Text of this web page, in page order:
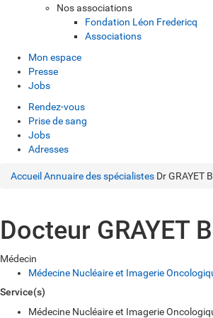
Nos associations
Fondation Léon Fredericq
Associations
Mon espace
Presse
Jobs
Rendez-vous
Prise de sang
Jobs
Adresses
Accueil Annuaire des spécialistes Dr GRAYET
Docteur GRAYET
Médecin
Médecine Nucléaire et Imagerie
Service(s)
Médecine Nucléaire et Imagerie